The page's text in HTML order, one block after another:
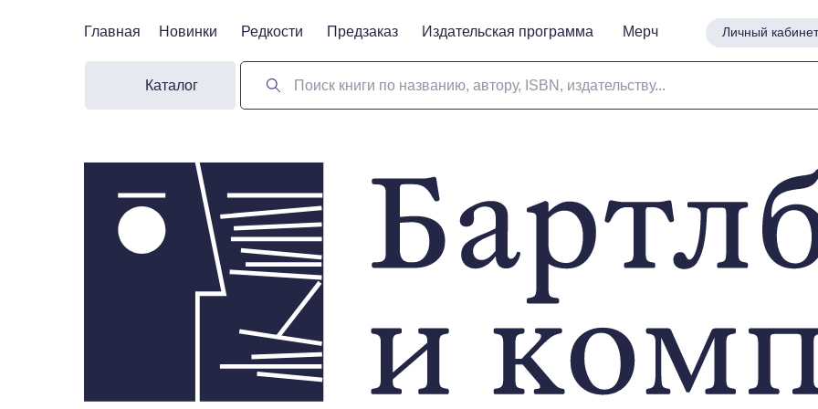
Личный кабинет
Поиск книги по названию, автору, ISBN, издательству...
Новинки Предзаказ Издательская программа Мерч
Редкости
Главная
Каталог
Личный кабинет
Новинки Предзаказ Издательская программа Мерч
Редкости
Главная